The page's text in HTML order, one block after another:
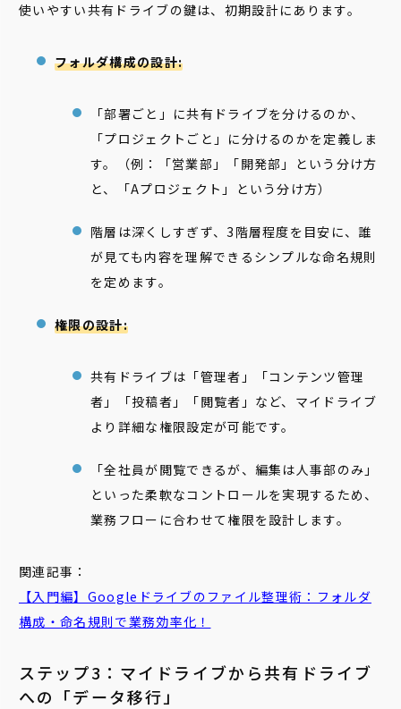
使いやすい共有ドライブの鍵は、初期設計にあります。
フォルダ構成の設計:
「部署ごと」に共有ドライブを分けるのか、
「プロジェクトごと」に分けるのかを定義しま
す。（例：「営業部」「開発部」という分け方
と、「Aプロジェクト」という分け方）
階層は深くしすぎず、3階層程度を目安に、誰
が見ても内容を理解できるシンプルな命名規則
を定めます。
権限の設計:
共有ドライブは「管理者」「コンテンツ管理
者」「投稿者」「閲覧者」など、マイドライブ
より詳細な権限設定が可能です。
「全社員が閲覧できるが、編集は人事部のみ」
といった柔軟なコントロールを実現するため、
業務フローに合わせて権限を設計します。
関連記事：
【入門編】Googleドライブのファイル整理術：フォルダ
構成・命名規則で業務効率化！
ステップ3：マイドライブから共有ドライブ
への「データ移行」